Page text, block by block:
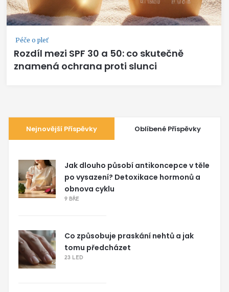
Péče o pleť
Rozdíl mezi SPF 30 a 50: co skutečně
znamená ochrana proti slunci
Nejnovější Příspěvky Oblíbené Příspěvky
Jak dlouho působí antikoncepce v těle
po vysazení? Detoxikace hormonů a
obnova cyklu
9 BŘE
Co způsobuje praskání nehtů a jak
tomu předcházet
23 LED